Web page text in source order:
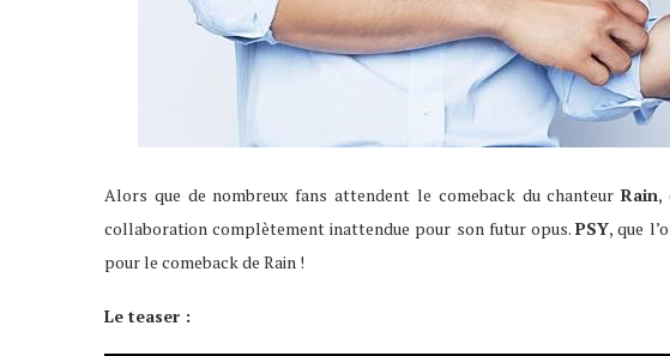
Alors que de nombreux fans attendent le comeback du chanteurRain,
collaboration complètement inattendue pour son futur opus.PSY, que
pour le comeback de Rain !
Le teaser :